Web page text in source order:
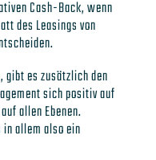
Cash-Back, wenn
des Leasings von
gibt es zusätzlich den
sich positiv auf
allen Ebenen.
allem also ein